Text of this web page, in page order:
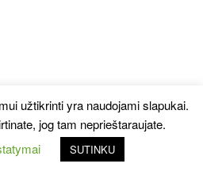
užtikrinti yra naudojami slapukai.
jog tam neprieštaraujate.
SUTINKU